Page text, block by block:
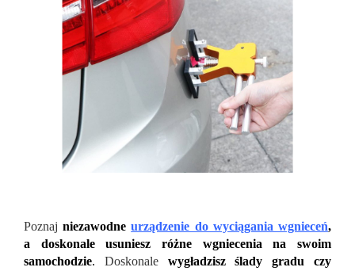
Poznajniezawodne urządzenie do wyciągania wgnieceń,
a doskonale usuniesz różne wgniecenia na swoim
samochodzie. Doskonale wygładzisz ślady gradu czy